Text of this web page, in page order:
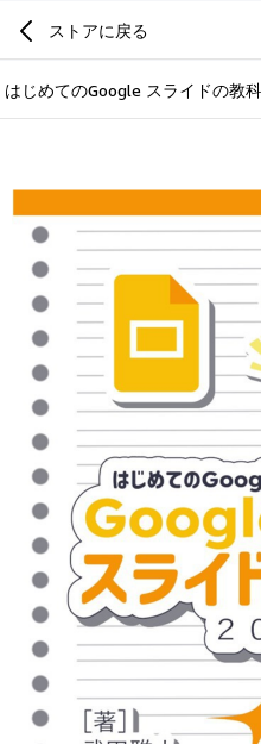
ストアに戻る